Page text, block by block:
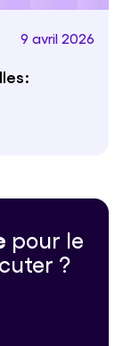
9 avril 2026
:
pour le
?